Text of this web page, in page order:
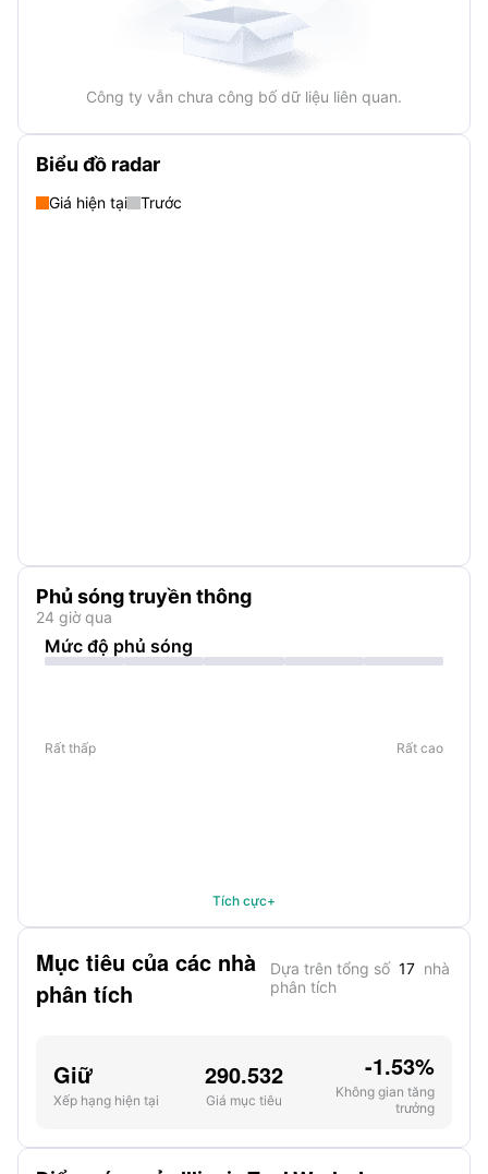
Công ty vẫn chưa công bố dữ liệu liên quan.
Biểu đồ radar
Giá hiện tại Trước
Phủ sóng truyền thông
24 giờ qua
Mức độ phủ sóng
Rất thấp Rất cao
Tích cực+
Mục tiêu của các nhà
phân tích
Dựa trên tổng số 17 nhà
phân tích
Giữ
Xếp hạng hiện tại
290.532
Giá mục tiêu
-1.53%
Không gian tăng
trưởng